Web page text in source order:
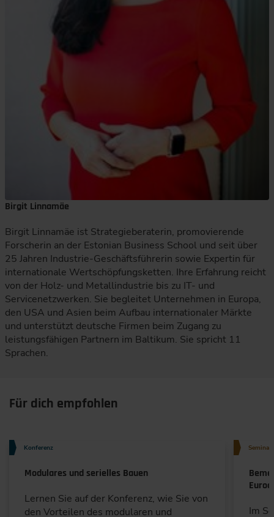
Birgit Linnamäe
Birgit Linnamäe ist Strategieberaterin, promovierende
Forscherin an der Estonian Business School und seit über
25 Jahren Industrie-Geschäftsführerin sowie Expertin für
internationale Wertschöpfungsketten. Ihre Erfahrung reicht
von der Holz- und Metallindustrie bis zu IT- und
Servicenetzwerken. Sie begleitet Unternehmen in Europa,
den USA und Asien beim Aufbau internationaler Märkte
und unterstützt deutsche Firmen beim Zugang zu
leistungsfähigen Partnern im Baltikum. Sie spricht 11
Sprachen.
Für dich empfohlen
Konferenz
Modulares und serielles Bauen
Lernen Sie auf der Konferenz, wie Sie von
den Vorteilen des modularen und
Seminar
Im